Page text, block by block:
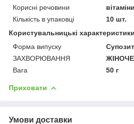
Корисні речовини
вітаміни
Кількість в упаковці
10 шт.
Користувальницькі характеристики
Форма випуску
ЗАХВОРЮВАННЯ
Вага
50 г
Приховати
Умови доставки